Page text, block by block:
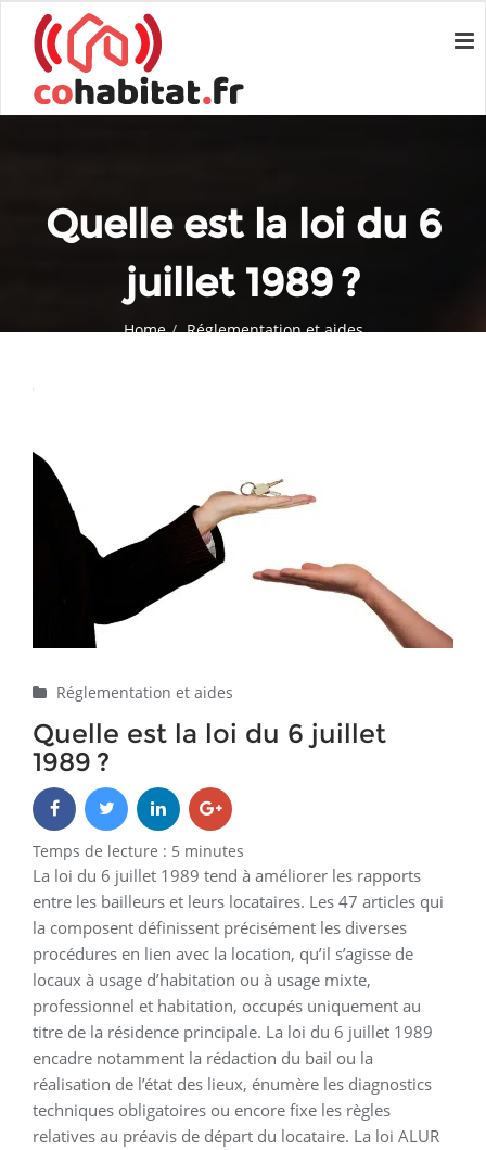
Quelle est la loi du 6
juillet 1989 ?
Home
Réglementation et aides
Réglementation et aides
Quelle est la loi du 6 juillet
1989 ?
Temps de lecture : 5 minutes
La loi du 6 juillet 1989 tend à améliorer les rapports
entre les bailleurs et leurs locataires. Les 47 articles qui
la composent définissent précisément les diverses
procédures en lien avec la location, qu’il s’agisse de
locaux à usage d’habitation ou à usage mixte,
professionnel et habitation, occupés uniquement au
titre de la résidence principale. La loi du 6 juillet 1989
encadre notamment la rédaction du bail ou la
réalisation de l’état des lieux, énumère les diagnostics
techniques obligatoires ou encore fixe les règles
relatives au préavis de départ du locataire. La loi ALUR